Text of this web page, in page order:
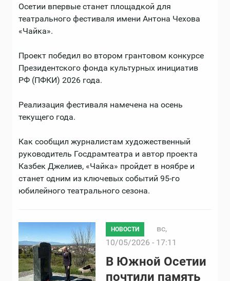
Осетии впервые станет площадкой для
театрального фестиваля имени Антона Чехова
«Чайка».
Проект победил во втором грантовом конкурсе
Президентского фонда культурных инициатив
РФ (ПФКИ) 2026 года.
Реализация фестиваля намечена на осень
текущего года.
Как сообщил журналистам художественный
руководитель Госдрамтеатра и автор проекта
Казбек Джелиев, «Чайка» пройдет в ноябре и
станет одним из ключевых событий 95-го
юбилейного театрального сезона.
НОВОСТИ
вс,
10/05/2026 - 17:11
В Южной Осетии
почтили память